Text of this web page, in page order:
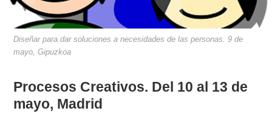
Diseñar para dar soluciones a necesidades de las personas. 9 de
mayo, Gipuzkoa
Procesos Creativos. Del 10 al 13 de
mayo, Madrid